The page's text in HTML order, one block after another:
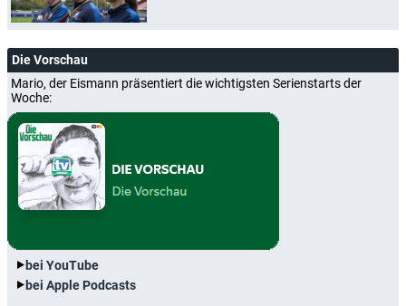
Die Vorschau
Mario, der Eismann präsentiert die wichtigsten Serienstarts der
Woche:
bei YouTube
bei Apple Podcasts